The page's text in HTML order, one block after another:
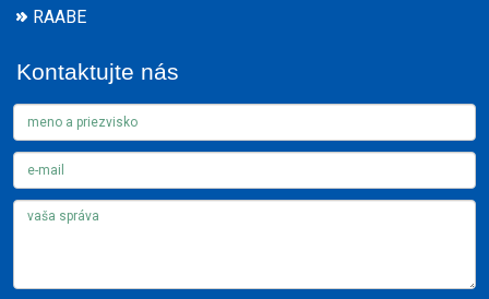
RAABE
Kontaktujte nás